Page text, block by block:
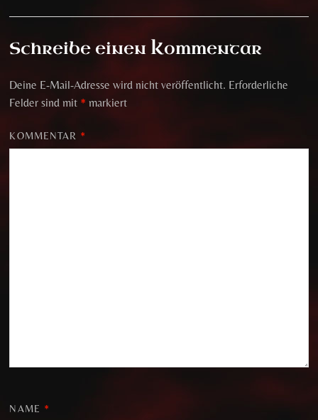
Schreibe einen Kommentar
Deine E-Mail-Adresse wird nicht veröffentlicht. Erforderliche
Felder sind mit * markiert
KOMMENTAR *
NAME *